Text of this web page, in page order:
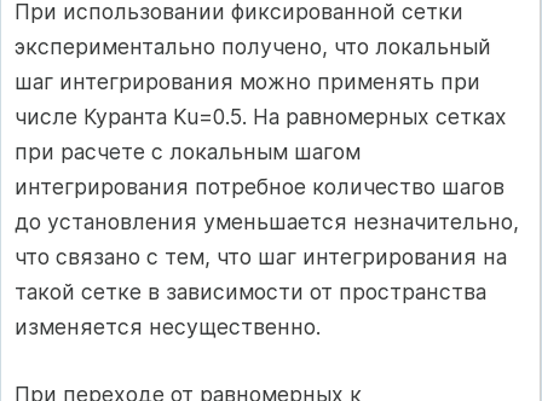
При использовании фиксированной сетки
экспериментально получено, что локальный
шаг интегрирования можно применять при
числе Куранта Ku=0.5. На равномерных сетках
при расчете с локальным шагом
интегрирования потребное количество шагов
до установления уменьшается незначительно,
что связано с тем, что шаг интегрирования на
такой сетке в зависимости от пространства
изменяется несущественно.
При переходе от равномерных к